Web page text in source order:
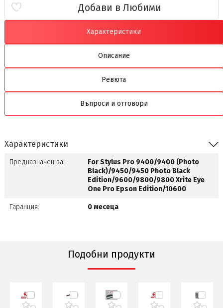
Добави в Любими
Характеристики
Описание
Ревюта
Въпроси и отговори
Характеристики
Предназначен за:
For Stylus Pro 9400/9400 (Photo
Black)/9450/9450 Photo Black
Edition/9600/9800/9800 Xrite Eye
One Pro Epson Edition/10600
Гаранция: 0 месеца
Подобни продукти